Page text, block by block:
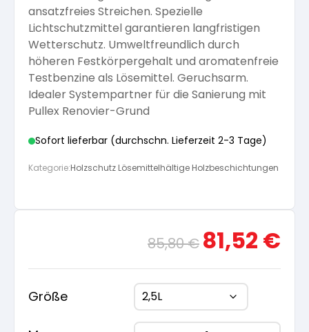
ansatzfreies Streichen. Spezielle
Lichtschutzmittel garantieren langfristigen
Wetterschutz. Umweltfreundlich durch
höheren Festkörpergehalt und aromatenfreie
Testbenzine als Lösemittel. Geruchsarm.
Idealer Systempartner für die Sanierung mit
Pullex Renovier-Grund
Sofort lieferbar (durchschn. Lieferzeit 2-3 Tage)
Kategorie:Holzschutz Lösemittelhältige Holzbeschichtungen
85,80€
Ursprünglicher
Preis
war:
85,80 €
81,52 €
ist:
Größe